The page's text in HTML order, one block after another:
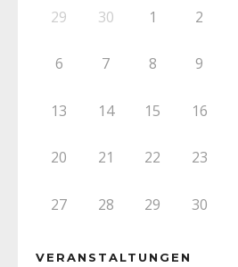
29 30 1 2
6 7 8 9
13 14 15 16
20 21 22 23
27 28 29 30
VERANSTALTUNGEN